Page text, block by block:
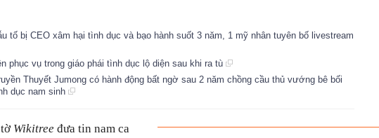
tố bị CEO xâm hại tình dục và bạo hành suốt 3 năm, 1 mỹ nhân tuyên bố livestream
phục vụ trong giáo phái tình dục lộ diện sau khi ra tù
Thuyết Jumong có hành động bất ngờ sau 2 năm chồng cầu thủ vướng bê bối
dục nam sinh
Wikitree đưa tin nam ca